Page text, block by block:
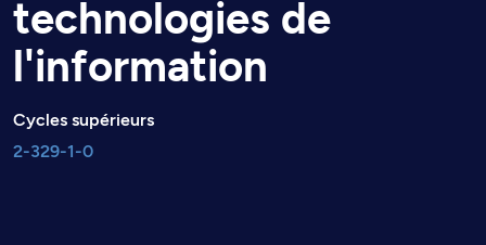
technologies de
l'information
Cycles supérieurs
2-329-1-0